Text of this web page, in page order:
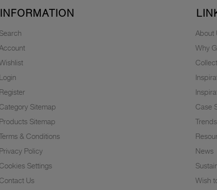
INFORMATION
Search
Login
Register
Sitemap
Products Sitemap
& Conditions
Privacy Policy
Settings
Us
About
Why
Case
Trends
News
Wish